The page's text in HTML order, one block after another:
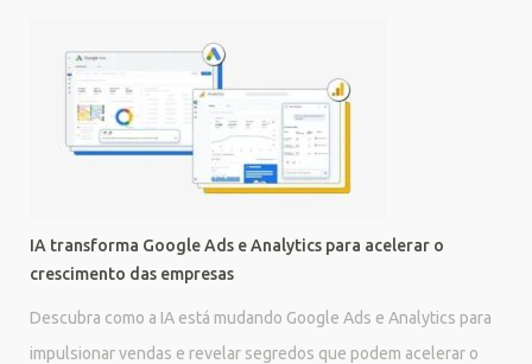
IA transforma Google Ads e Analytics para acelerar o
crescimento das empresas
Descubra como a IA está mudando Google Ads e Analytics para
impulsionar vendas e revelar segredos que podem acelerar o